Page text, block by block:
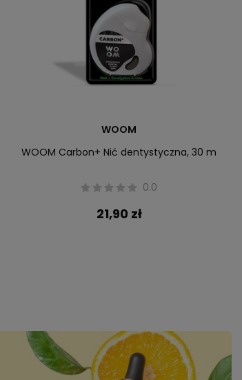
WOOM
WOOM Carbon+ Nić dentystyczna, 30 m
0.0
21,90 zł